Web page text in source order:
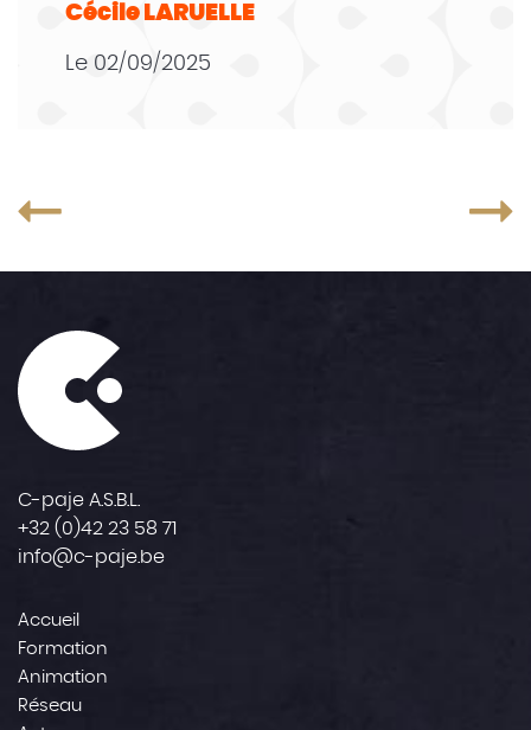
Cécile LARUELLE
Le 02/09/2025
C-paje A.S.B.L.
+32 (0)42 23 58 71
info@c-paje.be
Accueil
Formation
Animation
Réseau